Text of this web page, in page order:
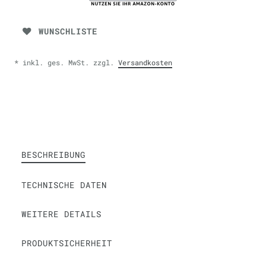
WUNSCHLISTE
* inkl. ges. MwSt. zzgl. Versandkosten
BESCHREIBUNG
TECHNISCHE DATEN
WEITERE DETAILS
PRODUKTSICHERHEIT